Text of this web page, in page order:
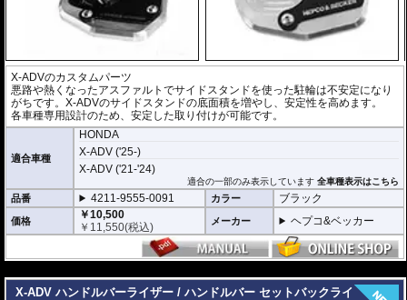
X-ADVのカスタムパーツ
悪路や熱くなったアスファルトでサイドスタンドを使った駐輪は不安定になり
がちです。X-ADVのサイドスタンドの底面積を増やし、安定性を高めます。
各車種専用設計のため、安定した取り付けが可能です。
適合車種
HONDA
X-ADV ('25-)
X-ADV ('21-'24)
適合の一部のみ表示しています全車種表示はこちら
品番 4211-9555-0091 カラー ブラック
価格
￥10,500
￥ 11,550(税込) メーカー ヘプコ&ベッカー
X-ADV ハンドルバーライザー / ハンドルバー セットバックライ